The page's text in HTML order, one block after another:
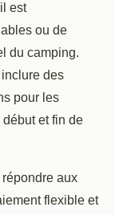
est
ou de
du camping.
des
pour les
et fin de
aux
flexible et